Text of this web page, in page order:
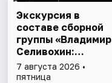
Экскурсия в
составе сборной
группы «Владимир
Селивохин:
романтик во всем»
7 августа 2026 •
пятница